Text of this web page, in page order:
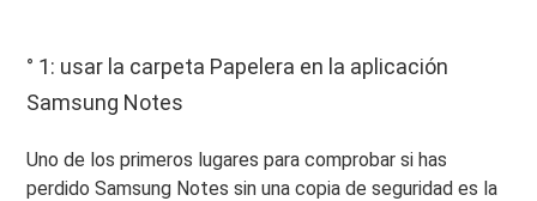
° 1: usar la carpeta Papelera en la aplicación
Samsung Notes
Uno de los primeros lugares para comprobar si has
perdido Samsung Notes sin una copia de seguridad es la